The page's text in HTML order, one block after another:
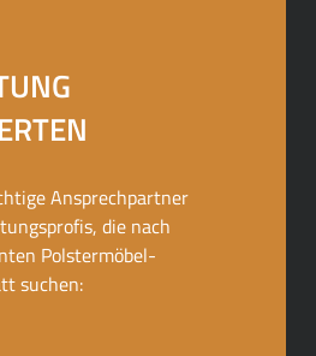
Ansprechpartner
die nach
Polstermöbel-
suchen: